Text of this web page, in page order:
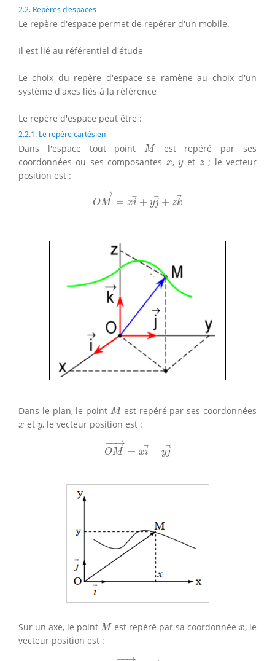
2.2. Repères d'espaces
Le repère d'espace permet de repérer d'un mobile.
Il est lié au référentiel d'étude
Le choix du repère d'espace se ramène au choix d'un
système d'axes liés à la référence
Le repère d'espace peut être :
2.2.1. Le repère cartésien
Dans l'espace tout point M
Mest repéré par ses
coordonnées ou ses composantes x
x,y
yet z
z; le vecteur
position est :
−−→
OM = xi + yj + zk
OM→
Dans le plan, le point M
Mest repéré par ses coordonnées
x
x et y
y, le vecteur position est :
−−→
OM = xi + yj
OM→
Sur un axe, le pointM
Mest repéré par sa coordonnée x
x, le
vecteur position est :
OM→